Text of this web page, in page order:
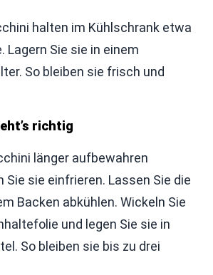
halten im Kühlschrank etwa
Lagern Sie sie in einem
So bleiben sie frisch und
richtig
länger aufbewahren
Sie sie einfrieren. Lassen Sie die
Backen abkühlen. Wickeln Sie
und legen Sie sie in
So bleiben sie bis zu drei